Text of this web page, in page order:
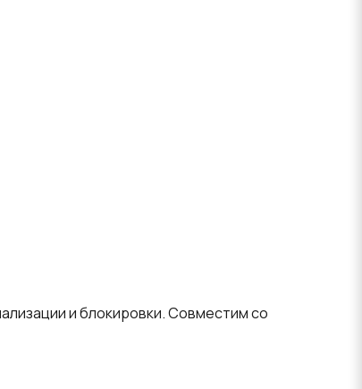
и блокировки. Совместим со